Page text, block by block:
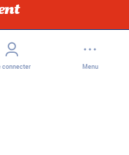
D’UTILISATION
connecter Menu